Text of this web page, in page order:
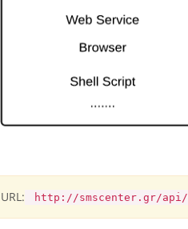
URL: http://smscenter.gr/api/